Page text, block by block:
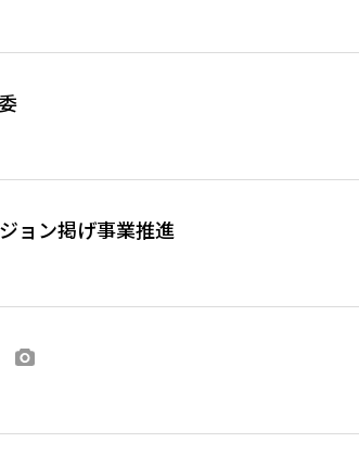
ョン掲げ事業推進